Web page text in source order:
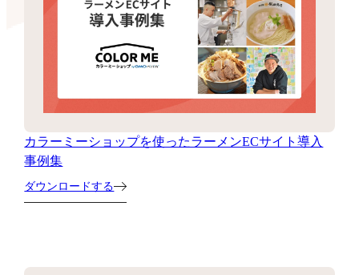
カラーミーショップを使ったラーメンECサイト導入
事例集
ダウンロードする